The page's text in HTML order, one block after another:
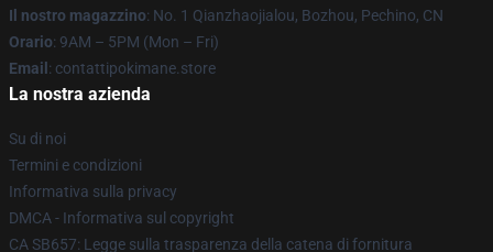
Il nostro magazzino: No. 1 Qianzhaojialou, Bozhou, Pechino, CN
Orario: 9AM – 5PM (Mon – Fri)
Email : contattipokimane.store
La nostra azienda
Su di noi
Termini e condizioni
Informativa sulla privacy
DMCA - Informativa sul copyright
CA SB657: Legge sulla trasparenza della catena di fornitura